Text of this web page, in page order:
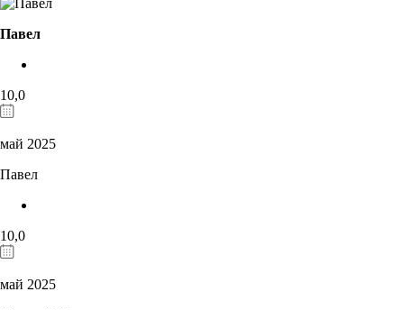
Павел
10,0
май 2025
Павел
10,0
май 2025